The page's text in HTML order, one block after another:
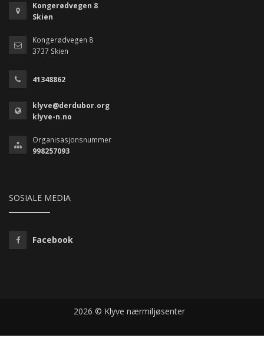
Kongerødvegen 8
Skien
Kongerødvegen 8
3737 Skien
41348862
klyve@derdubor.org
klyve-n.no
Organisasjonsnummer
998257093
SOSIALE MEDIA
Facebook
2026 © Klyve nærmiljøsenter